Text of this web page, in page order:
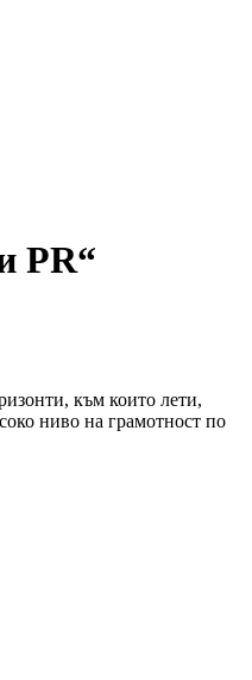
PR“
към които лети,
ниво на грамотност по